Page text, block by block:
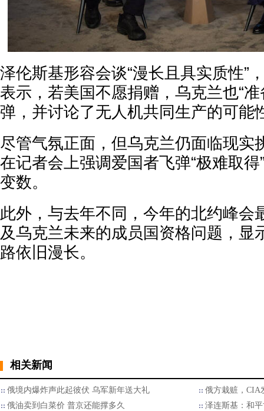
泽伦斯基形容会谈“漫长且具实质性”
表示，若美国不愿捐赠，乌克兰也“
弹，并讨论了无人机共同生产的可能
尽管气氛正面，但乌克兰仍面临现实
在记者会上强调爱国者飞弹“极难取
变数。
此外，与去年不同，今年的北约峰会
及乌克兰未来的成员国资格问题，显
路依旧漫长。
相关新闻
俄境内爆炸声此起彼伏 乌军新年送大礼
俄方栽赃，CIA
俄油卖到白菜价 普京还能撑多久
泽连斯基：和